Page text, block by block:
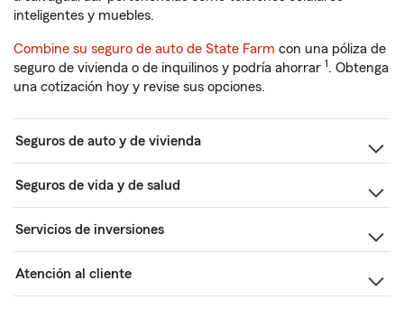
inteligentes y muebles.
Combine su seguro de auto de State Farm con una póliza de
seguro de vivienda o de inquilinos y podría ahorrar 1. Obtenga
una cotización hoy y revise sus opciones.
Seguros de auto y de vivienda
Seguros de vida y de salud
Servicios de inversiones
Atención al cliente